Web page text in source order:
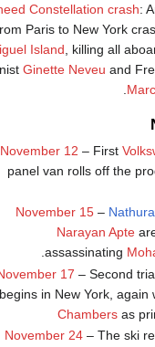
:
Paris to New York
Island , killing all
Ginette Neveu and
November 12 – First
panel van rolls off the
November 15–
Narayan Apte
assassinating
.
17 – Second
begins in New York, again
Chambersas
November 24– The ski